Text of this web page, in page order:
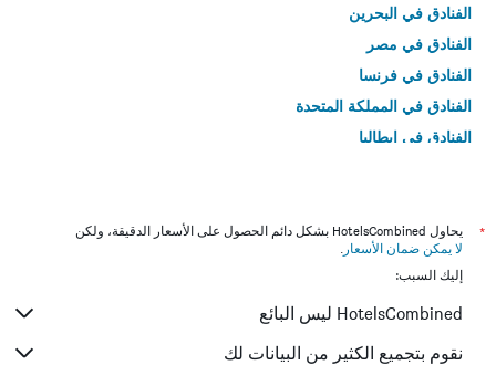
الفنادق في البحرين
الفنادق في مصر
الفنادق في فرنسا
الفنادق في المملكة المتحدة
الفنادق في إيطاليا
*
يحاول HotelsCombined بشكل دائم الحصول على الأسعار الدقيقة، ولكن
لا يمكن ضمان الأسعار .
إليك السبب:
HotelsCombined ليس البائع
نقوم بتجميع الكثير من البيانات لك